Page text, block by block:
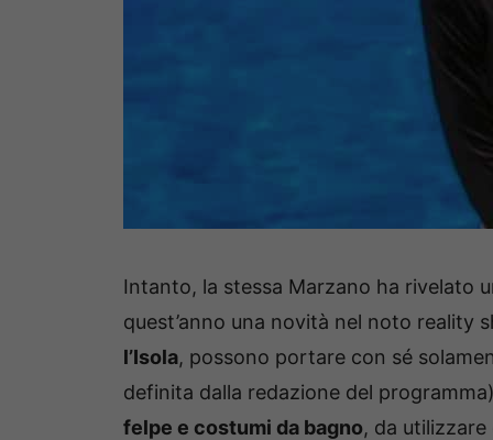
Intanto, la stessa Marzano ha rivelato
quest’anno una novità nel noto reality
l’Isola, possono portare con sé
definita dalla redazione del
felpe e costumi da bagno, da